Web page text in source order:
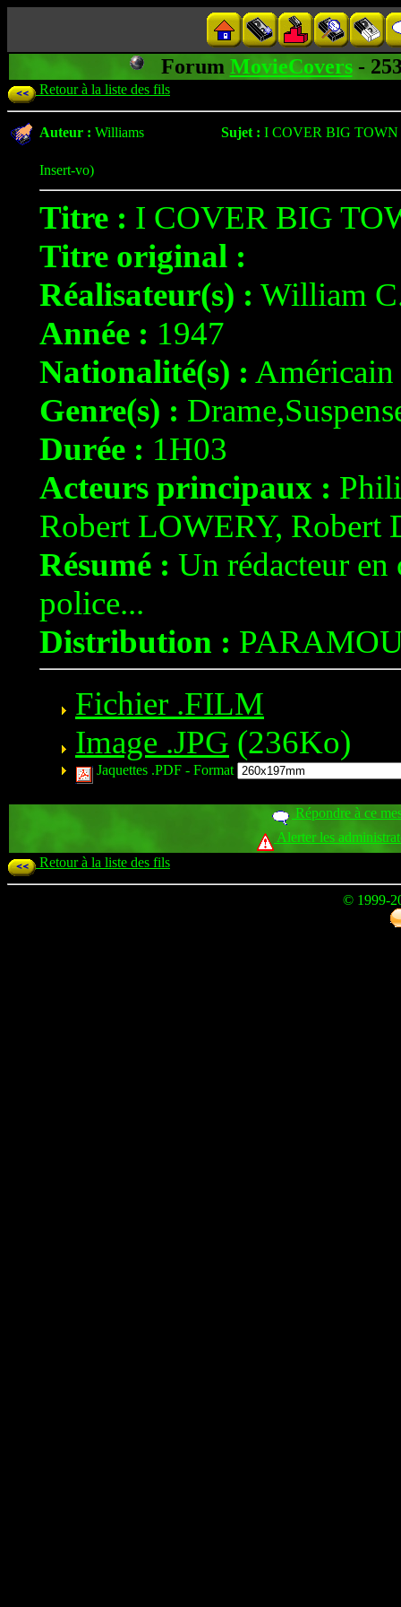
Forum MovieCovers-
Retour à la liste des fils
Auteur : Williams Sujet : I COVER BIG TOWN
Insert-vo)
Titre : I COVER BIG
Titre original :
Réalisateur(s) : William
Année : 1947
Nationalité(s) : Américain
Genre(s) :
Durée : 1H03
Acteurs principaux :
Robert LOWERY,
Résumé : Un rédacteur en
police...
Distribution :
Fichier .FILM
Image .JPG (236Ko)
Jaquettes .PDF - Format
Répondre à ce
Alerter les
Retour à la liste des fils
© 1999-